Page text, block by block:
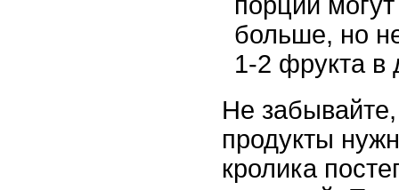
больше, но
1-2 фрукта в
Не
продукты
кролика